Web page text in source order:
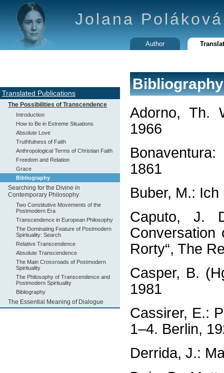
Jolana Poláková
Author
Translated Publications
The Possibilities of Transcendence
Introduction
How to Be in Extreme Situations
Absolute Love
Truthfulness of Faith
Anthropological Terms of Christian Faith
Freedom and Relation
Grace
Bibliography
Searching for the Divine in
Contemporary Philosophy
Two Constitutive Movements of the
Postmodern Era
Transcendence in European Philosophy
The Dominating Feature of Postmodern
Spirituality: Search
Relative Transcendence
Absolute Transcendence
The Main Crossroads of Postmodern
Spirituality
The Philosophy of Transcendence and
Postmodern Spirituality
Bibliography
The Essential Meaning of Dialogue
Bibliography
Adorno, Th.
1966
1861
Buber, M.:
Caputo, J.
Rorty“, The
Casper, B.
1981
Cassirer, E.:
1–4. Berlin,
Derrida, J.: